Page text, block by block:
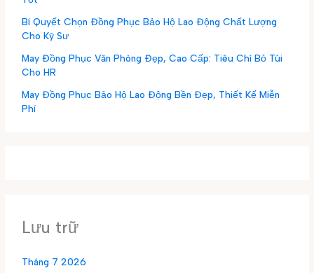
Bí Quyết Chọn Đồng Phục Bảo Hộ Lao Động Chất Lượng
Cho Kỹ Sư
May Đồng Phục Văn Phòng Đẹp, Cao Cấp: Tiêu Chí Bỏ Túi
Cho HR
May Đồng Phục Bảo Hộ Lao Động Bền Đẹp, Thiết Kế Miễn
Phí
Lưu trữ
Tháng 7 2026